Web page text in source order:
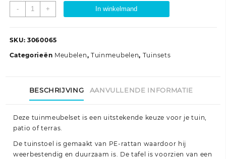
-
delige
zwart
+ In winkelmand
SKU: 3060065
Categorieën Meubelen, Tuinmeubelen, Tuinsets
BESCHRIJVING AANVULLENDE INFORMATIE
Deze tuinmeubelset is een uitstekende keuze voor je tuin,
patio of terras.
De tuinstoel is gemaakt van PE-rattan waardoor hij
weerbestendig en duurzaam is. De tafel is voorzien van een